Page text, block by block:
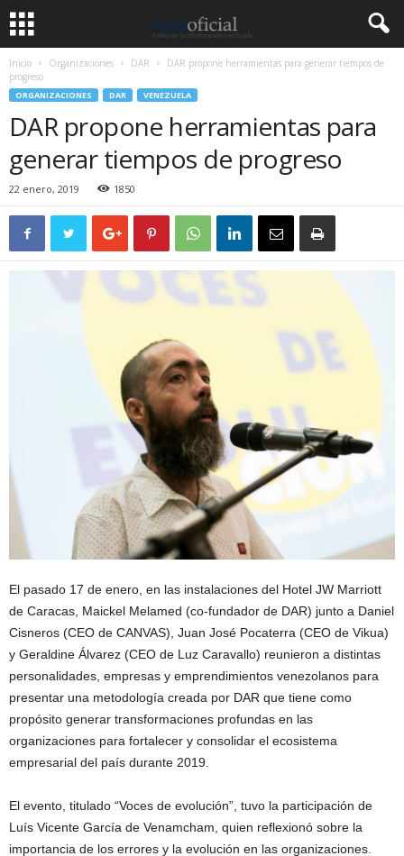
Inicio Organizaciones DAR
DAR propone herramientas para generar tiempos de
progreso
ORGANIZACIONES DAR VENEZUELA
DAR propone herramientas para
generar tiempos de progreso
22 enero, 2019 1850
El pasado 17 de enero, en las instalaciones del Hotel JW Marriott
de Caracas, Maickel Melamed (co-fundador de DAR) junto a Daniel
Cisneros (CEO de CANVAS), Juan José Pocaterra (CEO de Vikua)
y Geraldine Álvarez (CEO de Luz Caravallo) reunieron a distintas
personalidades, empresas y emprendimientos venezolanos para
presentar una metodología creada por DAR que tiene como
propósito generar transformaciones profundas en las
organizaciones para fortalecer y consolidar el ecosistema
empresarial del país durante 2019.
El evento, titulado “Voces de evolución”, tuvo la participación de
Luís Vicente García de Venamcham, quien reflexionó sobre la
importancia de los errores y la evolución en las organizaciones.